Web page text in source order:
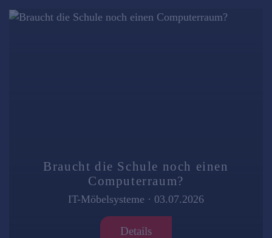
Braucht die Schule noch einen
Computerraum?
IT-Möbelsysteme · 03.07.2026
Details